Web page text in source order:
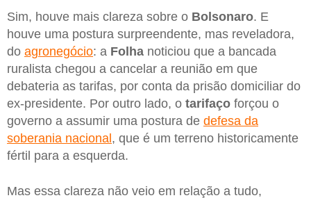
Sim, houve mais clareza sobre o Bolsonaro. E
houve uma postura surpreendente, mas reveladora,
do agronegócio: a Folha noticiou que a bancada
ruralista chegou a cancelar a reunião em que
debateria as tarifas, por conta da prisão domiciliar do
ex-presidente. Por outro lado, o tarifaço forçou o
governo a assumir uma postura de defesa da
soberania nacional, que é um terreno historicamente
fértil para a esquerda.
Mas essa clareza não veio em relação a tudo,